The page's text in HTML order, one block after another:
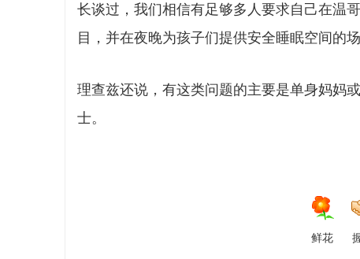
长谈过，我们相信有足够多人要求自己在温
目，并在夜晚为孩子们提供安全睡眠空间的
理查兹还说，有这类问题的主要是单身妈妈
士。
鲜花